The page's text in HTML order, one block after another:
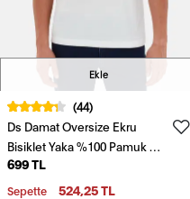
Ekle
(44)
Ds Damat Oversize Ekru
Bisiklet Yaka %100 Pamuk T-
Shirt
699 TL
Sepette 524,25 TL